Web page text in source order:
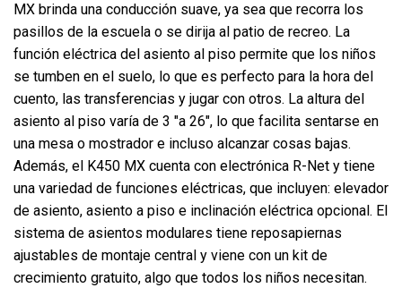
MX brinda una conducción suave, ya sea que recorra los
pasillos de la escuela o se dirija al patio de recreo. La
función eléctrica del asiento al piso permite que los niños
se tumben en el suelo, lo que es perfecto para la hora del
cuento, las transferencias y jugar con otros. La altura del
asiento al piso varía de 3 "a 26", lo que facilita sentarse en
una mesa o mostrador e incluso alcanzar cosas bajas.
Además, el K450 MX cuenta con electrónica R-Net y tiene
una variedad de funciones eléctricas, que incluyen: elevador
de asiento, asiento a piso e inclinación eléctrica opcional. El
sistema de asientos modulares tiene reposapiernas
ajustables de montaje central y viene con un kit de
crecimiento gratuito, algo que todos los niños necesitan.